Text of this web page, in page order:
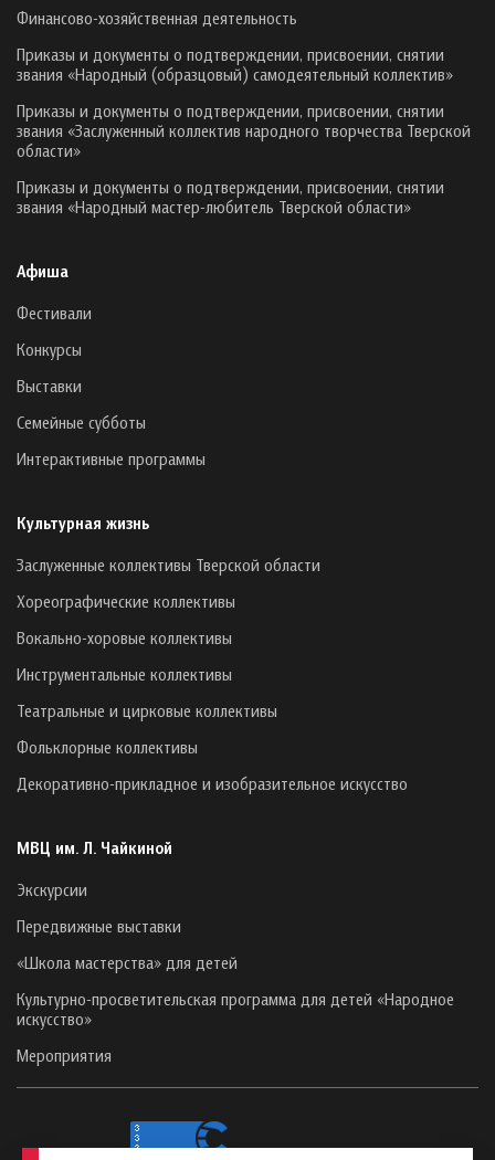
Финансово-хозяйственная деятельность
Приказы и документы о подтверждении, присвоении, снятии
звания «Народный (образцовый) самодеятельный коллектив»
Приказы и документы о подтверждении, присвоении, снятии
звания «Заслуженный коллектив народного творчества Тверской
области»
Приказы и документы о подтверждении, присвоении, снятии
звания «Народный мастер-любитель Тверской области»
Афиша
Фестивали
Конкурсы
Выставки
Семейные субботы
Интерактивные программы
Культурная жизнь
Заслуженные коллективы Тверской области
Хореографические коллективы
Вокально-хоровые коллективы
Инструментальные коллективы
Театральные и цирковые коллективы
Фольклорные коллективы
Декоративно-прикладное и изобразительное искусство
МВЦ им. Л. Чайкиной
Экскурсии
Передвижные выставки
«Школа мастерства» для детей
Культурно-просветительская программа для детей «Народное
искусство»
Мероприятия